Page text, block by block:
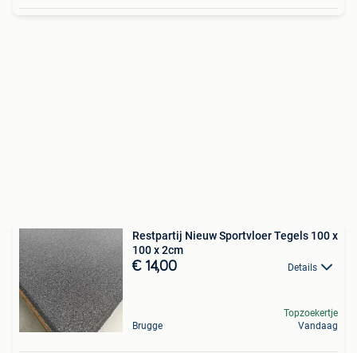
Restpartij Nieuw Sportvloer Tegels 100 x
100 x 2cm
€ 14,00 Details
Brugge
Topzoekertje
Vandaag